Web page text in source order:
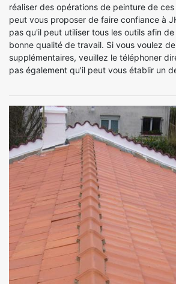
réaliser des opérations de peinture de
peut vous proposer de faire confiance à
pas qu'il peut utiliser tous les outils afin
bonne qualité de travail. Si vous voulez
supplémentaires, veuillez le téléphoner
pas également qu'il peut vous établir un